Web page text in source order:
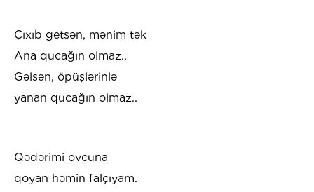
Çıxıb getsən, mənim tək
Ana qucağın olmaz..
Gəlsən, öpüşlərinlə
yanan qucağın olmaz..
Qədərimi ovcuna
qoyan həmin falçıyam.